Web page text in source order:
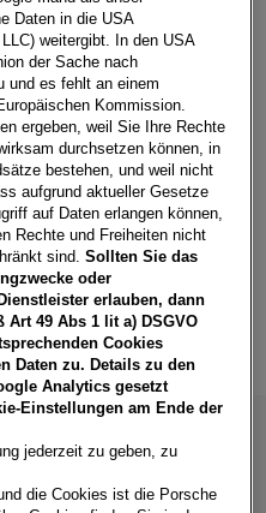
hat eine große Auswahl an
und attraktiven
Traumauto von mit Leasing-
passen. Entdecken Sie
unseren Händlerpartnern
Somit sind diese
nur wenige Klicks von
Daten in die USA
weitergibt. In den USA
der Sache nach
und es fehlt an einem
Kommission.
ergeben, weil Sie Ihre Rechte
durchsetzen können, in
bestehen, und weil nicht
aufgrund aktueller Gesetze
auf Daten erlangen können,
Rechte und Freiheiten nicht
sind.Sollten Sie das
oder
erlauben, dann
49 Abs 1 lit a) DSGVO
Cookies
Daten zu. Details zu den
Analytics gesetzt
Einstellungen am Ende der
jederzeit zu geben, zu
die Cookies ist die Porsche